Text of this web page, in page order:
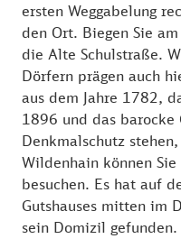
ersten Weggabelung
den Ort. Biegen Sie
die Alte Schulstraße.
Dörfern prägen auch
aus dem Jahre 1782,
1896 und das barocke
Denkmalschutz
Wildenhain können
besuchen. Es hat auf
Gutshauses mitten im
sein Domizil gefunden.